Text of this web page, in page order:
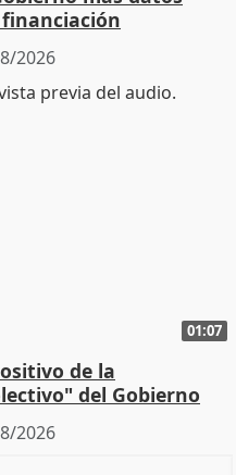
2026
01:07
de la
del Gobierno
2026